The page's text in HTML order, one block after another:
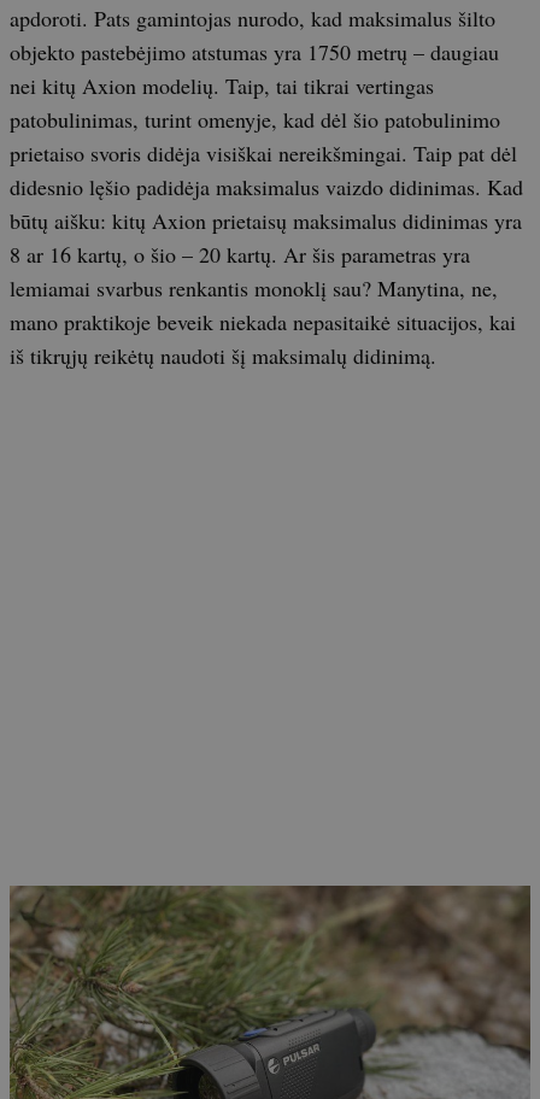
apdoroti. Pats gamintojas nurodo, kad maksimalus šilto
objekto pastebėjimo atstumas yra 1750 metrų – daugiau
nei kitų Axion modelių. Taip, tai tikrai vertingas
patobulinimas, turint omenyje, kad dėl šio patobulinimo
prietaiso svoris didėja visiškai nereikšmingai. Taip pat dėl
didesnio lęšio padidėja maksimalus vaizdo didinimas. Kad
būtų aišku: kitų Axion prietaisų maksimalus didinimas yra
8 ar 16 kartų, o šio – 20 kartų. Ar šis parametras yra
lemiamai svarbus renkantis monoklį sau? Manytina, ne,
mano praktikoje beveik niekada nepasitaikė situacijos, kai
iš tikrųjų reikėtų naudoti šį maksimalų didinimą.